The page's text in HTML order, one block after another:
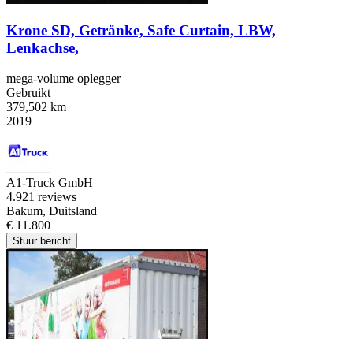
Krone SD, Getränke, Safe Curtain, LBW,
Lenkachse,
mega-volume oplegger
Gebruikt
379,502 km
2019
A1-Truck GmbH
4.921 reviews
Bakum, Duitsland
€ 11.800
Stuur bericht